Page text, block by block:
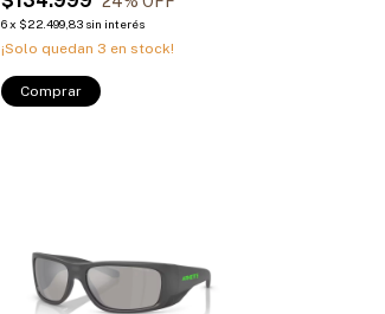
6 x $22.499,83 sin interés
¡Solo quedan 3 en stock!
Comprar